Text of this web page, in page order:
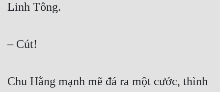
Võng Du
Xuyên Nhanh
Linh Tông.
– Cút!
Chu Hằng mạnh mẽ đá ra một cước, thình